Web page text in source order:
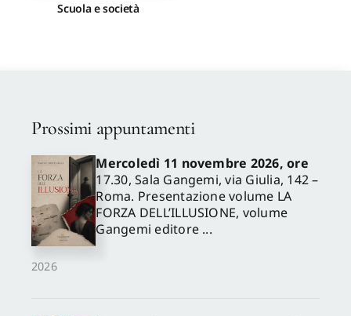
Scuola e società
Prossimi appuntamenti
2026
Mercoledì 11 novembre 2026, ore
17.30, Sala Gangemi, via Giulia, 142 –
Roma. Presentazione volume LA
FORZA DELL’ILLUSIONE, volume
Gangemi editore ...